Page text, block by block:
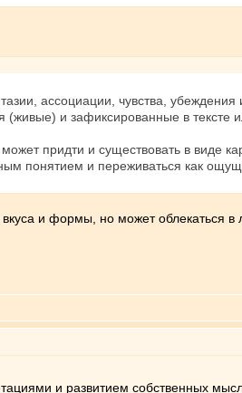
ассоциации, чувства,
и зафиксированные в тексте
придти и существовать в виде
понятием и переживаться как
и формы, но может облекаться в
и развитием собственных